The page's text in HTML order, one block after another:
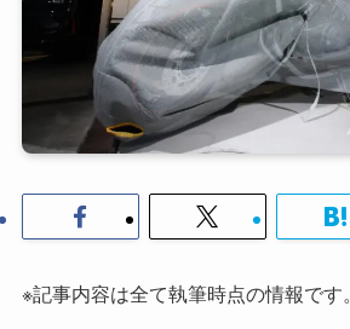
※記事内容は全て執筆時点の情報です。